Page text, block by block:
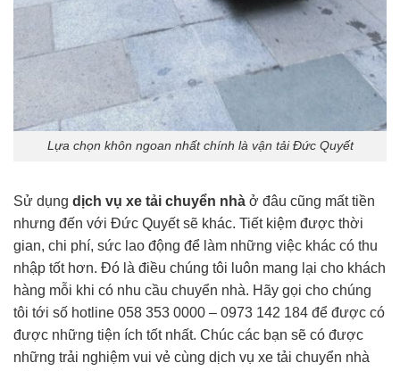
Lựa chọn khôn ngoan nhất chính là vận tải Đức Quyết
Sử dụng dịch vụ xe tải chuyển nhà ở đâu cũng mất tiền
nhưng đến với Đức Quyết sẽ khác. Tiết kiệm được thời
gian, chi phí, sức lao động để làm những việc khác có thu
nhập tốt hơn. Đó là điều chúng tôi luôn mang lại cho khách
hàng mỗi khi có nhu cầu chuyển nhà. Hãy gọi cho chúng
tôi tới số hotline 058 353 0000 – 0973 142 184 để được có
được những tiện ích tốt nhất. Chúc các bạn sẽ có được
những trải nghiệm vui vẻ cùng dịch vụ xe tải chuyển nhà